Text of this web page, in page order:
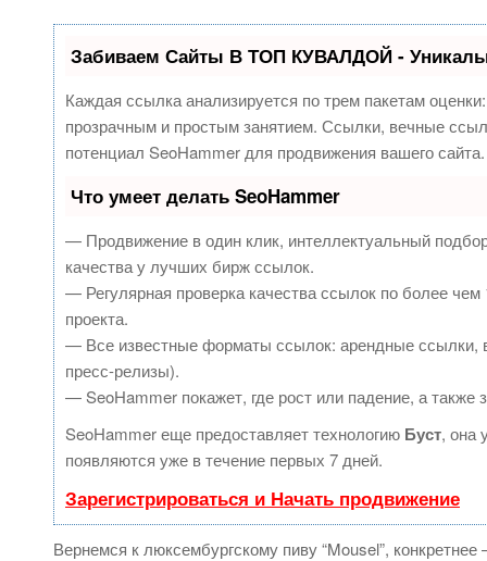
Забиваем Сайты В ТОП КУВАЛДОЙ -
Каждая ссылка анализируется по трем пакетам
прозрачным и простым занятием. Ссылки, вечные
потенциал SeoHammer для продвижения вашего сайта.
Что умеет делать SeoHammer
— Продвижение в один клик, интеллектуальный
качества у лучших бирж ссылок.
— Регулярная проверка качества ссылок по более
проекта.
— Все известные форматы ссылок: арендные ссылки,
пресс-релизы).
— SeoHammer покажет, где рост или падение, а также
SeoHammer еще предоставляет технологию Буст, она
появляются уже в течение первых 7 дней.
Зарегистрироваться и Начать продвижение
Вернемся к люксембургскому пиву “Mousel”,